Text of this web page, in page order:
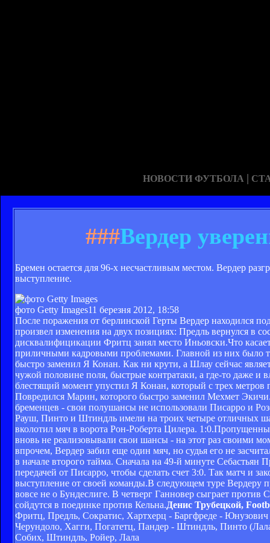
НОВОСТИ ФУТБОЛА |
###Вердер
Бремен остается для 96-х несчастливым местом. Вердер
выступление.
фото Getty Images11 березня 2012, 18:58
После поражения от берлинской Герты Вердер находился
произвел изменения на двух позициях: Предль вернулся в
дисквалифицикации Фритц занял место Иньовски.Что
приличными кадровыми проблемами. Главной из них было
быстро заменил Я Конан. Как ни крути, а Шлау сейчас
чужой половине поля, быстрые контратаки, а где-то даже
блестящий момент упустил Я Конан, который с трех метров
Повредился Марин, которого быстро заменил Мехмет
бременцев - свои полушансы не использовали Писарро и
Рауш, Пинто и Штиндль имели на троих четыре отличных
вколотил мяч в ворота Рон-Роберта Цилера. 1:0.
вновь не реализовывали свои шансы - на этот раз своими
впрочем, Вердер забил еще один мяч, но судья его не
в начале второго тайма. Сначала на 49-й минуте Себастьян
передачей от Писарро, чтобы сделать счет 3:0. Так матч и
выступление от своей команды.В следующем туре Вердеру
вовсе не о Бундеслиге. В четверг Ганновер сыграет
сойдутся в поединке против Кельна.Денис Трубецкой,
Фритц, Предль, Сократис, Хартхерц - Баргфреде -
Черундоло, Хагги, Погатетц, Пандер - Штиндль, Пинто
Собих, Штиндль, Ройер, Лала